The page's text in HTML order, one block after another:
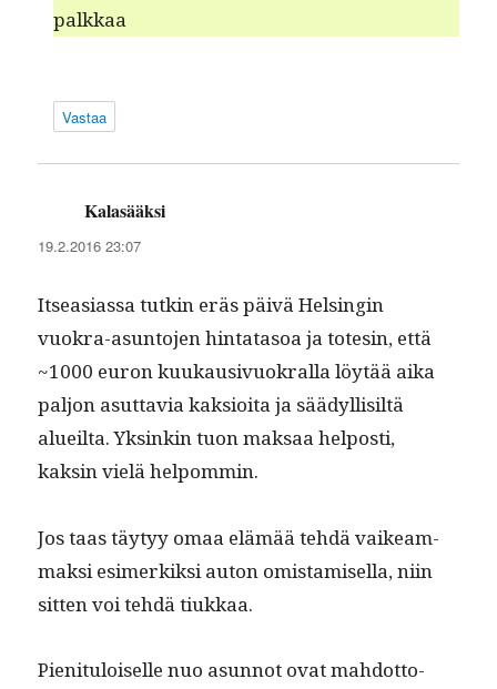
palkkaa
Vastaa
Kalasääksi
19.2.2016 23:07
Itseasi­as­sa tutkin eräs päivä Helsin­gin
vuokra-asun­to­jen hin­tata­soa ja totesin, että
~1000 euron kuukau­sivuokral­la löytää aika
paljon asut­tavia kak­sioi­ta ja säädyl­lisiltä
alueil­ta. Yksinkin tuon mak­saa hel­posti,
kaksin vielä helpommin.
Jos taas täy­tyy omaa elämää tehdä vaikeam­
mak­si esimerkik­si auton omis­tamisel­la, niin
sit­ten voi tehdä tiukkaa.
Pien­i­t­u­loiselle nuo asun­not ovat mah­dot­to­